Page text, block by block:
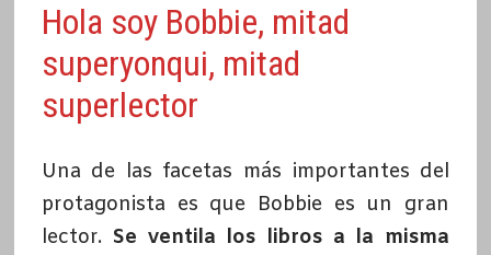
Hola soy Bobbie, mitad
superyonqui, mitad
superlector
Una de las facetas más importantes del
protagonista es que Bobbie es un gran
lector. Se ventila los libros a la misma